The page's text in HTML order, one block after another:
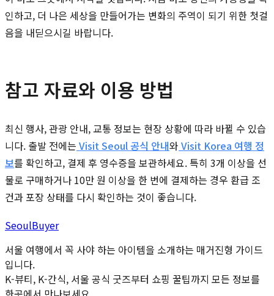
인하고, 더 나은 세상을 만들어가는 변화의 주역이 되기 위한 첫걸
음을 내딛으시길 바랍니다.
참고 자료와 이용 방법
최신 행사, 관광 안내, 교통 정보는 현장 상황에 따라 바뀔 수 있습
니다. 출발 전에는 Visit Seoul 공식 안내와 Visit Korea 여행 정
보를 확인하고, 결제 후 영수증을 보관하세요. 특히 3개 이상을 선
물로 구매하거나 10만 원 이상을 한 번에 결제하는 경우 환급 조
건과 포장 상태를 다시 확인하는 것이 좋습니다.
SeoulBuyer
서울 여행에서 꼭 사야 하는 아이템을 소개하는 매거진형 가이드
입니다.
K-뷰티, K-간식, 서울 공식 굿즈부터 쇼핑 꿀팁까지 모든 정보를